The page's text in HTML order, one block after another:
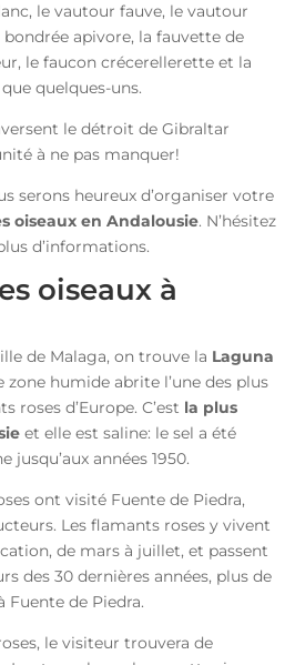
le vautour fauve, le vautour
apivore, la fauvette de
le faucon crécerellerette et la
quelques-uns.
le détroit de Gibraltar
à ne pas manquer!
serons heureux d’organiser votre
oiseaux en Andalousie. N’hésitez
d’informations.
oiseaux à
de Malaga, on trouve la Laguna
zone humide abrite l’une des plus
roses d’Europe. C’est la plus
et elle est saline: le sel a été
jusqu’aux années 1950.
ont visité Fuente de Piedra,
Les flamants roses y vivent
de mars à juillet, et passent
des 30 dernières années, plus de
Fuente de Piedra.
le visiteur trouvera de